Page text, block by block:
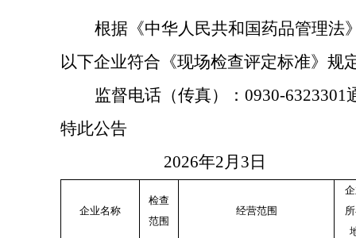
根据《中华人民共和国药品管理法
以下企业符合《现场检查评定标准》规
监督电话（传真）： 0930-
特此公告
2026年2月 3 日
企业名称
检查
范围
经营范围